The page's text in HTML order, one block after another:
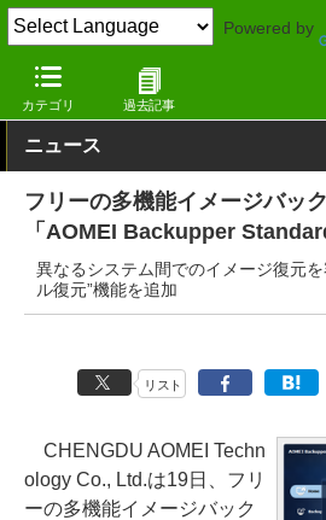
Powered by
カテゴリ 過去記事
窓の杜 システム・ファイル
ニュース
フリーの多機能イメージバッ
「AOMEI Backupper
異なるシステム間でのイメージ復元
ル復元”機能を追加
リスト
CHENGDU AOMEI Techn
ology Co., Ltd.は19日、フリ
ーの多機能イメージバック